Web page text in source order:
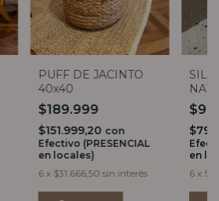
PUFF DE JACINTO
40x40
$189.999
$151.999,20 con
Efectivo (PRESENCIAL
en locales)
6 x $31.666,50 sin interés
en
6 x